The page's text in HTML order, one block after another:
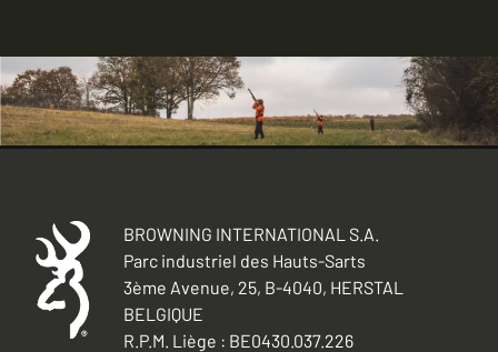
BROWNING INTERNATIONAL S.A.
Parc industriel des Hauts-Sarts
3ème Avenue, 25, B-4040, HERSTAL
BELGIQUE
R.P.M. Liège : BE0430.037.226